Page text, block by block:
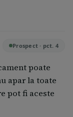
Prospect · pct. 4
poate
apar la toate
pot fi aceste